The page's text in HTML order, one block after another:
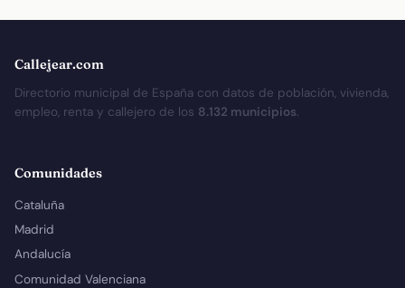
Callejear.com
Directorio municipal de España con datos de población, vivienda,
empleo, renta y callejero de los 8.132 municipios.
Comunidades
Cataluña
Madrid
Andalucía
Comunidad Valenciana